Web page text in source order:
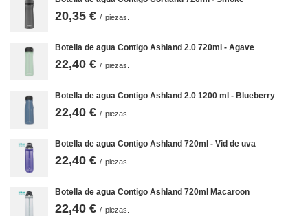
también seguro. Es más difícil que se derrame el líquido o que te
atragantes. Por eso, en las botellas Ashland hemos colocado una pajita
ancha y cómoda. Lo importante es que, al limpiarla, puedes
lados durante la limpieza.
Botella de agua ecológica reciclada
Tritan es un plástico seguro que está libre del dañinobisfenol A (BPA),
así como de BPS y ftalatos
, lo que lo convierte en una opción
extremadamente segura. A partir de ahora, las botellas
Ashland están fabricadas con un 50% de material reciclado.
siendo resistentes a arañazos e impactos y extremadamente ligeras.
Pero eso no es todo.
Contigo
no reaccionan con los compuestos orgánicos presentes en las
bebidas, por lo que el agua o el zumo siempre tienen sólo su sabor.
condiciones climáticas. Ashland combina ecología, seguridad y
excelentes prestaciones.
20,35 € / piezas.
Botella de agua Contigo Ashland 2.0 720ml - Agave
22,40 € / piezas.
Botella de agua Contigo Ashland 2.0 1200 ml - Blueberry
22,40 € / piezas.
Botella de agua Contigo Ashland 720ml - Vid de uva
22,40 € / piezas.
Botella de agua Contigo Ashland 720ml Macaroon
22,40 € / piezas.